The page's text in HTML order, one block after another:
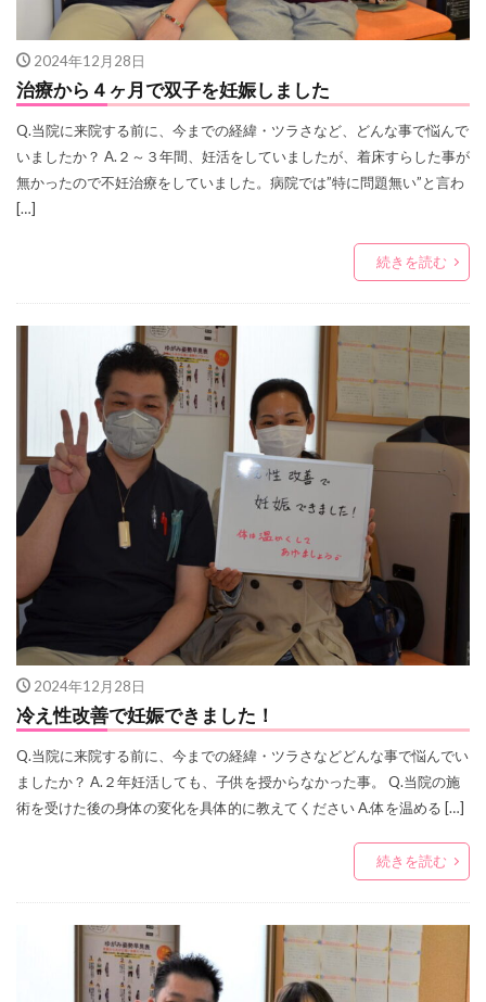
2024年12月28日
治療から４ヶ月で双子を妊娠しました
Q.当院に来院する前に、今までの経緯・ツラさなど、どんな事で悩んで
いましたか？ A.２～３年間、妊活をしていましたが、着床すらした事が
無かったので不妊治療をしていました。病院では”特に問題無い”と言わ
[…]
続きを読む
2024年12月28日
冷え性改善で妊娠できました！
Q.当院に来院する前に、今までの経緯・ツラさなどどんな事で悩んでい
ましたか？ A.２年妊活しても、子供を授からなかった事。 Q.当院の施
術を受けた後の身体の変化を具体的に教えてください A.体を温める […]
続きを読む